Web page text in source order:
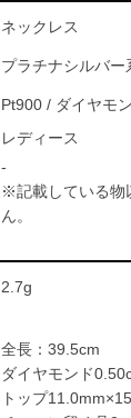
ネックレス
プラチナシルバー
Pt900 / ダイヤモ
レディース
-
※記載している物
ん。
2.7g
全長：39.5cm
ダイヤモンド
トップ